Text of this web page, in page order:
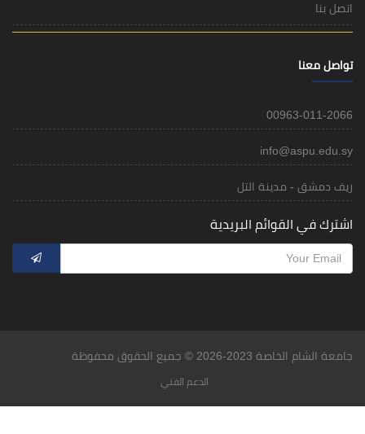
اتصل بنا
تواصل معنا
00963-011-2066
info@aspu.edu.sy
ريف دمشق - مدينة التل
اشترك في القوائم البريدية
جامعة الشام الخاصة 2023-2026 © جميع الحقوق محفوظة
الدعم الفني